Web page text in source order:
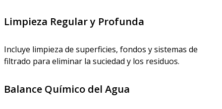
Limpieza Regular y Profunda
Incluye limpieza de superficies, fondos y sistemas de
filtrado para eliminar la suciedad y los residuos.
Balance Químico del Agua